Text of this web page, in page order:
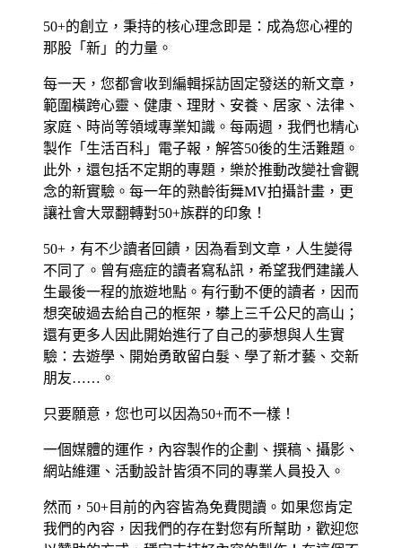
50+的創立，秉持的核心理念即是：成為您心裡的
那股「新」的力量。
每一天，您都會收到編輯採訪固定發送的新文章，
範圍橫跨心靈、健康、理財、安養、居家、法律、
家庭、時尚等領域專業知識。每兩週，我們也精心
製作「生活百科」電子報，解答50後的生活難題。
此外，還包括不定期的專題，樂於推動改變社會觀
念的新實驗。每一年的熟齡街舞MV拍攝計畫，更
讓社會大眾翻轉對50+族群的印象！
50+，有不少讀者回饋，因為看到文章，人生變得
不同了。曾有癌症的讀者寫私訊，希望我們建議人
生最後一程的旅遊地點。有行動不便的讀者，因而
想突破過去給自己的框架，攀上三千公尺的高山；
還有更多人因此開始進行了自己的夢想與人生實
驗：去遊學、開始勇敢留白髮、學了新才藝、交新
朋友……。
只要願意，您也可以因為50+而不一樣！
一個媒體的運作，內容製作的企劃、撰稿、攝影、
網站維運、活動設計皆須不同的專業人員投入。
然而，50+目前的內容皆為免費閱讀。如果您肯定
我們的內容，因我們的存在對您有所幫助，歡迎您